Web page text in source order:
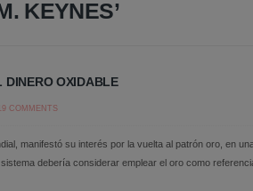
KEYNES’
DINERO OXIDABLE
COMMENTS
manifestó su interés por la vuelta al patrón oro, en
debería considerar emplear el oro como